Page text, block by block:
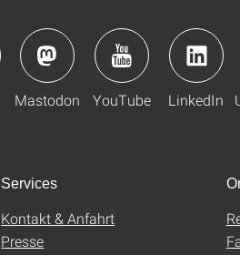
Mastodon YouTube LinkedIn
Services
Kontakt & Anfahrt
Presse